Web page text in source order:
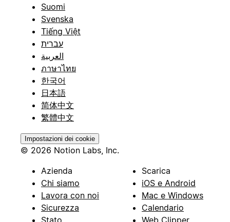
Suomi
Svenska
Tiếng Việt
עברית
العربية
ภาษาไทย
한국어
日本語
简体中文
繁體中文
Impostazioni dei cookie
© 2026 Notion Labs, Inc.
Azienda
Chi siamo
Lavora con noi
Sicurezza
Stato
Scarica
iOS e Android
Mac e Windows
Calendario
Web Clipper